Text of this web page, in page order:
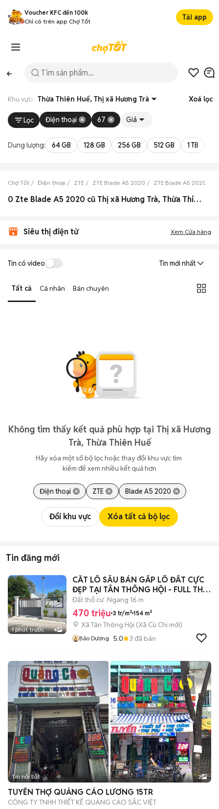
Voucher KFC đến 100k
Chỉ có trên app Chợ Tốt
Tải app
Khu vực: Thừa Thiên Huế, Thị xã Hương Trà Xoá lọc
Lọc Điện thoại 67 Giá
Dung lượng: 64 GB 128 GB 256 GB 512 GB 1 TB
Chợ Tốt Điện thoại ZTE ZTE Blade A5 2020 ZTE Blade A5 2020
0 Zte Blade A5 2020 cũ Thị xã Hương Trà, Thừa Thiên Huế đẹp
Siêu thị điện tử Xem Cửa hàng
Tin có video Tin mới nhất
Tất cả Cá nhân Bán chuyên
Không tìm thấy kết quả phù hợp tại Thị xã Hương
Trà, Thừa Thiên Huế
Hãy xóa một số bộ lọc hoặc thay đổi khu vực tìm
kiếm để xem nhiều kết quả hơn
Điện thoại ZTE Blade A5 2020
Đổi khu vực Xóa tất cả bộ lọc
Tin đăng mới
1 phút trước 4
CẮT LÔ SÂU BÁN GẤP LÔ ĐẤT CỰC
ĐẸP TẠI TÂN THÔNG HỘI - FULL THỔ
CƯ
Đất thổ cư Ngang 16 m
470 triệu 3 tr/m² 154 m²
Xã Tân Thông Hội (Xã Củ Chi mới)
Bảo Dương 5.0 3 đã bán
Tin nổi bật 2
TUYỂN THỢ QUẢNG CÁO LƯƠNG 15TR
CÔNG TY TNHH THIẾT KẾ QUẢNG CÁO SẮC VIỆT